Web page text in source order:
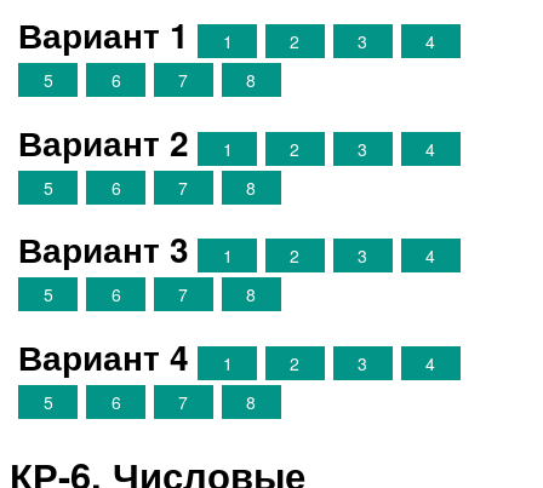
Вариант 1 1 2 3
4
5
6 7 8
Вариант 2 1 2 3
4
5
6 7 8
Вариант 3 1 2 3
4
5
6 7 8
Вариант 4 1 2 3
4
5
6 7 8
КР-6. Числовые